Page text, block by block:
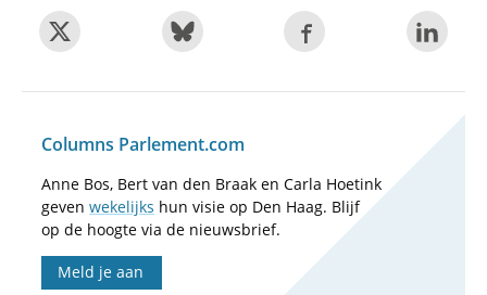
Columns Parlement.com
Anne Bos, Bert van den Braak en Carla Hoetink
geven wekelijks hun visie op Den Haag. Blijf
op de hoogte via de nieuwsbrief.
Meld je aan